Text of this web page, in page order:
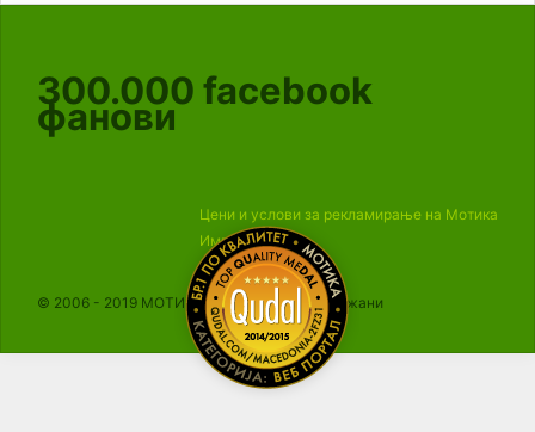
300.000 facebook
фанови
Цени и услови за рекламирање на Мотика
Импресум
© 2006 - 2019 МОТИКА, Сите права се задржани